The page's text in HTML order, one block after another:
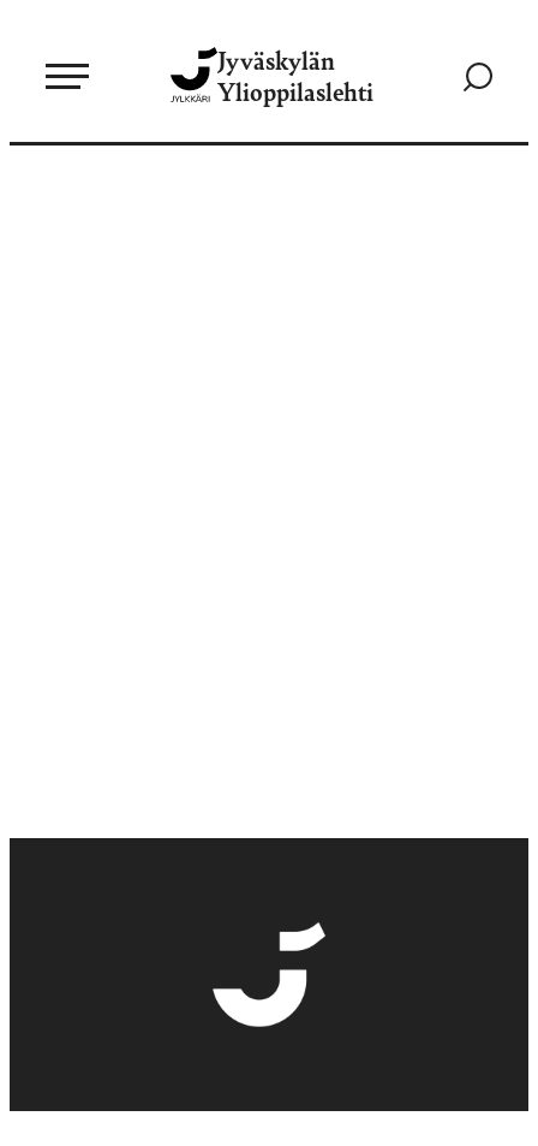
sisältöön
Jyväskylän
Ylioppilaslehti
Siirry